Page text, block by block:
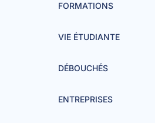
FORMATIONS
VIE ÉTUDIANTE
DÉBOUCHÉS
ENTREPRISES